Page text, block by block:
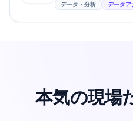
データ・分析 データア
本気の現場